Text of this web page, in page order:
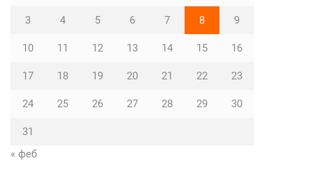
3 4 5 6 7 8 9
10 11 12 13 14 15 16
17 18 19 20 21 22 23
24 25 26 27 28 29 30
31
« феб